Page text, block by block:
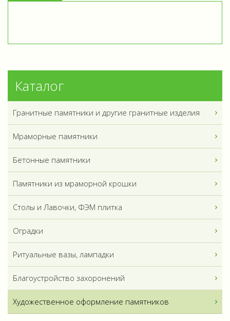
Каталог
Гранитные памятники и другие гранитные изделия
Мраморные памятники
Бетонные памятники
Памятники из мраморной крошки
Столы и Лавочки, ФЭМ плитка
Оградки
Ритуальные вазы, лампадки
Благоустройство захоронений
Художественное оформление памятников